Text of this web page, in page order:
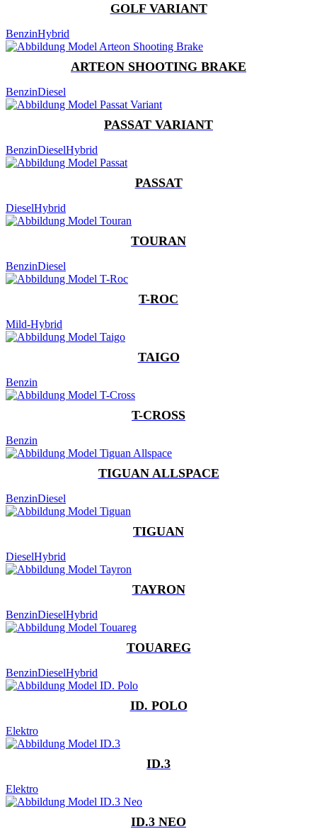
GOLF VARIANT
BenzinHybrid
ARTEON SHOOTING BRAKE
BenzinDiesel
PASSAT VARIANT
BenzinDieselHybrid
PASSAT
DieselHybrid
TOURAN
BenzinDiesel
T-ROC
Mild-Hybrid
TAIGO
Benzin
T-CROSS
Benzin
TIGUAN ALLSPACE
BenzinDiesel
TIGUAN
DieselHybrid
TAYRON
BenzinDieselHybrid
TOUAREG
BenzinDieselHybrid
ID. POLO
Elektro
ID.3
Elektro
ID.3 NEO